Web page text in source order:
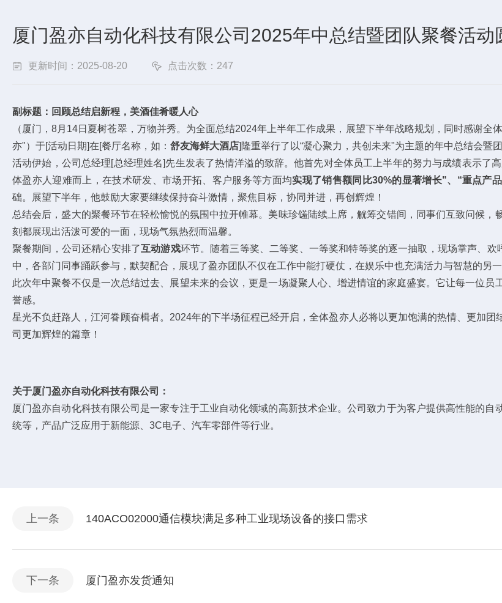
厦门盈亦自动化科技有限公司2025年中总结暨团队聚餐活动
更新时间：2025-08-20 点击次数：247
副标题：回顾总结启新程，美酒佳肴暖人心
（厦门，8月14日夏树苍翠，万物并秀。为全面总结2024年上半年工作成果，展望下半年战略规划，同时感谢
亦"）于[活动日期]在[餐厅名称，如： 舒友海鲜大酒店]隆重举行了以“凝心聚力，共创未来"为主题的年中总结会暨
活动伊始，公司总经理[总经理姓名]先生发表了热情洋溢的致辞。他首先对全体员工上半年的努力与成绩表示
体盈亦人迎难而上，在技术研发、市场开拓、客户服务等方面均实现了销售额同比30%的显著增长"、“重点产
础。展望下半年，他鼓励大家要继续保持奋斗激情，聚焦目标，协同并进，再创辉煌！
总结会后，盛大的聚餐环节在轻松愉悦的氛围中拉开帷幕。美味珍馐陆续上席，觥筹交错间，同事们互致问候
刻都展现出活泼可爱的一面，现场气氛热烈而温馨。
聚餐期间，公司还精心安排了互动游戏环节。随着三等奖、二等奖、一等奖和特等奖的逐一抽取，现场掌声、
中，各部门同事踊跃参与，默契配合，展现了盈亦团队不仅在工作中能打硬仗，在娱乐中也充满活力与智慧的另一
此次年中聚餐不仅是一次总结过去、展望未来的会议，更是一场凝聚人心、增进情谊的家庭盛宴。它让每一位
誉感。
星光不负赶路人，江河眷顾奋楫者。2024年的下半场征程已经开启，全体盈亦人必将以更加饱满的热情、更加
司更加辉煌的篇章！
关于厦门盈亦自动化科技有限公司：
厦门盈亦自动化科技有限公司是一家专注于工业自动化领域的高新技术企业。公司致力于为客户提供高性能的
统等，产品广泛应用于新能源、3C电子、汽车零部件等行业。
上一条 140ACO02000通信模块满足多种工业现场设备的接口需求
下一条 厦门盈亦发货通知